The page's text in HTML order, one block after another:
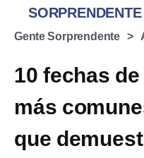
SORPRENDENTE
Gente Sorprendente
10 fechas
más
que